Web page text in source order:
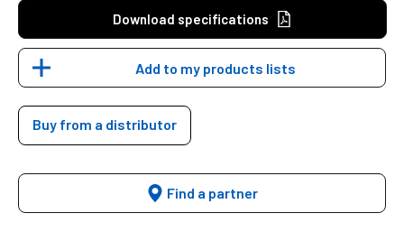
Download specifications
Add to my products lists
Buy from a distributor
Find a partner